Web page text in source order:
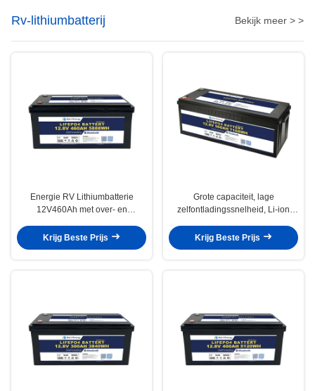
Rv-lithiumbatterij Bekijk meer > >
Energie RV Lithiumbatterie
12V460Ah met over- en
Krijg Beste Prijs
Grote capaciteit, lage
zelfontladingssnelheid, Li-ion
12V560Ah voor auto
Krijg Beste Prijs